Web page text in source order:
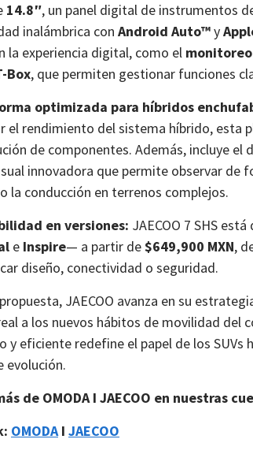
14.8″, un panel digital de instrumentos
inalámbrica con Android Auto™y
la experiencia digital, como el
Box, que permiten gestionar funciones
optimizada para híbridos
el rendimiento del sistema híbrido, esta
de componentes. Además, incluye el
innovadora que permite observar de
la conducción en terrenos complejos.
en versiones: JAECOO 7 SHS
e Inspire— a partir de$649,900 MXN,
diseño, conectividad o seguridad.
JAECOO avanza en su
a los nuevos hábitos de movilidad del
y eficiente redefine el papel de los
evolución.
de OMODA I JAECOO en nuestras
OMODAI JAECOO